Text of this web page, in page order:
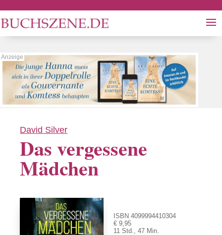
David Silver
Das vergessene
Mädchen
ISBN 4099994410304
€ 9,95
11 Std., 47 Min.